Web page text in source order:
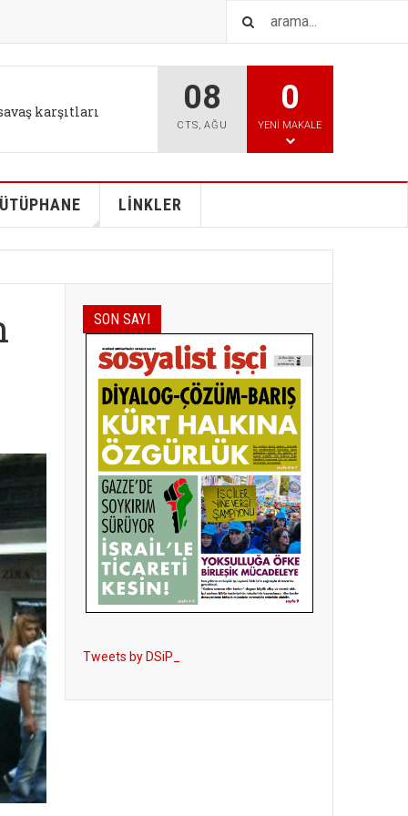
değişikliği bizi 08
CTS, AĞU
0
YENI MAKALE
LİNKLER
SON SAYI
Tweets by DSiP_